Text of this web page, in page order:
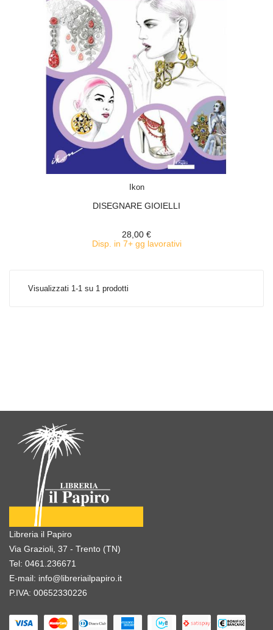
Ikon
DISEGNARE GIOIELLI
28,00 €
Disp. in 7+ gg lavorativi
Visualizzati 1-1 su 1 prodotti
Libreria il Papiro
Via Grazioli, 37 - Trento (TN)
Tel: 0461.236671
E-mail: info@libreriailpapiro.it
P.IVA: 00652330226